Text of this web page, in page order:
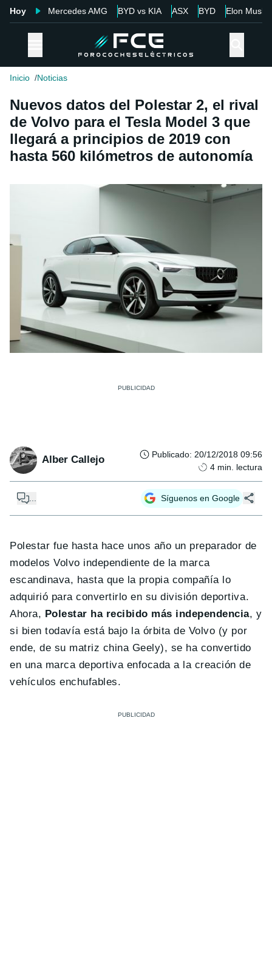
Hoy Mercedes AMG BYD vs KIA ASX BYD Elon Musk
Inicio Noticias
Nuevos datos del Polestar 2, el rival
de Volvo para el Tesla Model 3 que
llegará a principios de 2019 con
hasta 560 kilómetros de autonomía
Alber Callejo Publicado: 20/12/2018 09:56
4 min. lectura
Síguenos en Google
Polestar fue hasta hace unos año un preparador de
modelos Volvo independiente de la marca
escandinava, hasta que la propia compañía lo
adquirió para convertirlo en su división deportiva.
Ahora, Polestar ha recibido más independencia, y
si bien todavía está bajo la órbita de Volvo (y por
ende, de su matriz china Geely), se ha convertido
en una marca deportiva enfocada a la creación de
vehículos enchufables.